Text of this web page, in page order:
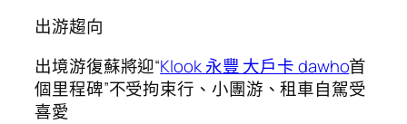
出游趨向
出境游復蘇將迎“Klook 永豐 大戶卡 dawho首
個里程碑”不受拘束行、小團游、租車自駕受
喜愛